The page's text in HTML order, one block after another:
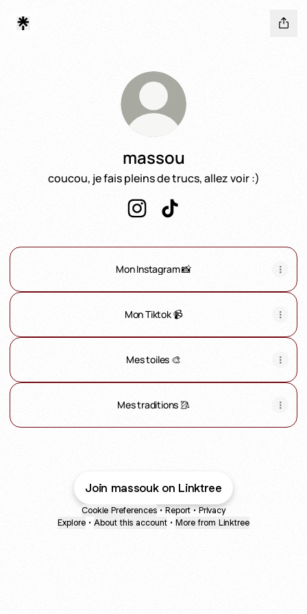
massou
coucou, je fais pleins de trucs, allez voir :)
Mon Instagram 📸
Mon Tiktok 📹
Mes toiles 🎨
Mes traditions 🥻
Join massouk on Linktree
Cookie Preferences • Report • Privacy
Explore • About this account • More from Linktree